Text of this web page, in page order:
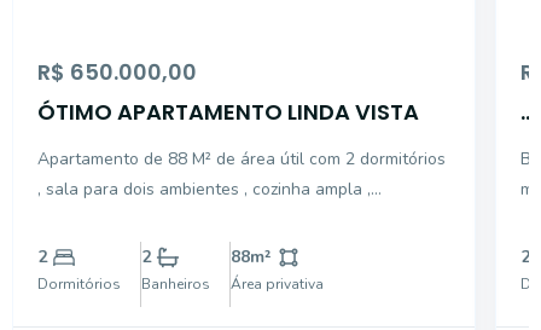
R$ 650.000,00
ÓTIMO APARTAMENTO LINDA VISTA
Apartamento de 88 M² de área útil com 2 dormitórios
, sala para dois ambientes , cozinha ampla ,
ventilação natural e bem ensolarado , 1 vaga de
garagem
2
Dormitórios
2
Banheiros
88m²
Área privativa
...
2